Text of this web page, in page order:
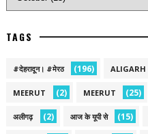
TAGS
#देहरादून। #मेरठ (196) ALIGARH
MEERUT (2) MEERUT (25)
अलीगढ़ (2) आज के यूपी से (15)